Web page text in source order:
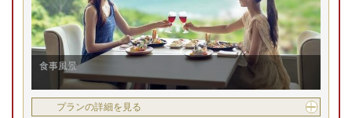
2023年リニューアル！プレ
ミアツイン
申込番号 2341-W1011 2名1室時大人1名あたり(税込)
14,570円～
9/8(火)
9/9(水)
食事風景
プランの詳細を見る